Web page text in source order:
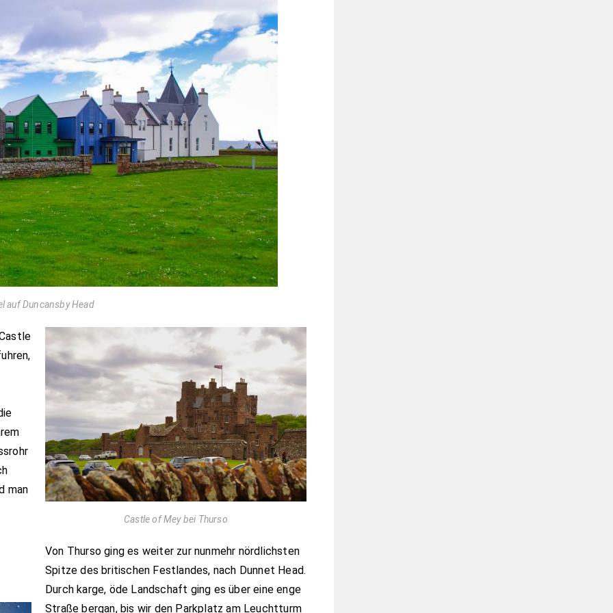
auf Duncansby Head
man
Castle of Mey bei Thurso
Von Thurso ging es weiter zur nunmehr nördlichsten
Spitze des britischen Festlandes, nach Dunnet Head.
Durch karge, öde Landschaft ging es über eine enge
Straße bergan, bis wir den Parkplatz am Leuchtturm